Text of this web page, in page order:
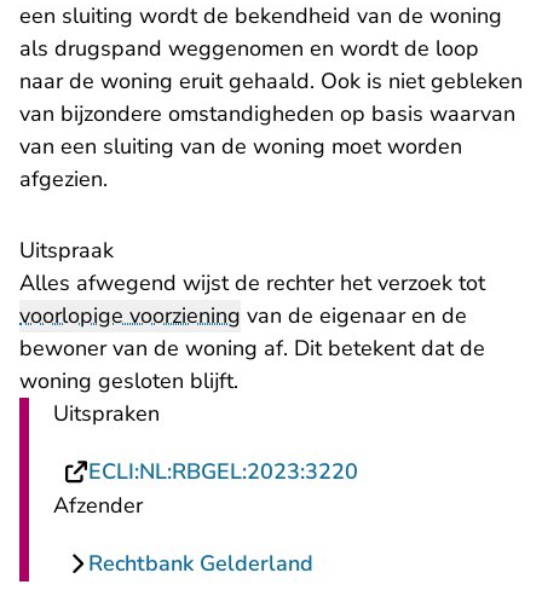
een sluiting wordt de bekendheid van de woning
als drugspand weggenomen en wordt de loop
naar de woning eruit gehaald. Ook is niet gebleken
van bijzondere omstandigheden op basis waarvan
van een sluiting van de woning moet worden
afgezien.
Uitspraak
Alles afwegend wijst de rechter het verzoek tot
voorlopige voorziening van de eigenaar en de
bewoner van de woning af. Dit betekent dat de
woning gesloten blijft.
Uitspraken
ECLI:NL:RBGEL:2023:3220
Afzender
Rechtbank Gelderland